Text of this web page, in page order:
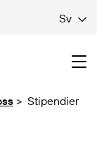
Sv
Stipendier